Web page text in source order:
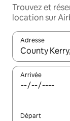
Trouvez et
location sur
Adresse
Lorsque les
Arrivée
Départ